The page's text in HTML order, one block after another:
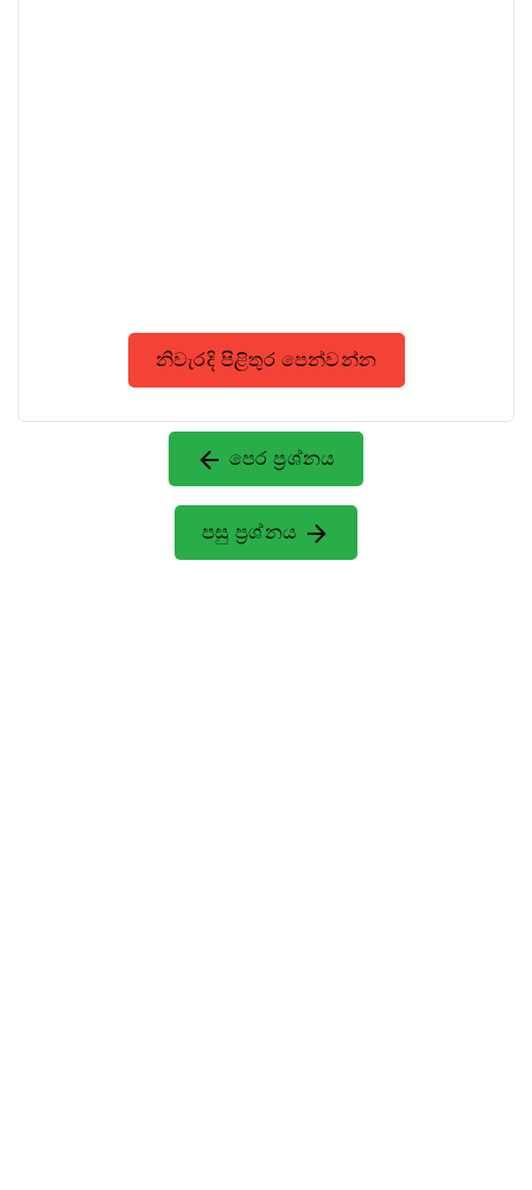
නිවැරදි පිළිතුර පෙන්වන්න
පෙර ප්‍රශ්නය
පසු ප්‍රශ්නය